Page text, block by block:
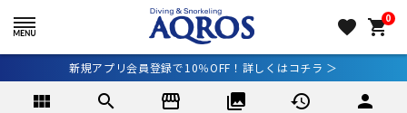
favorite 0
shopping_cart
新規アプリ会員登録で10％OFF！詳しくはコチラ ＞
view_module search storefront collections history person